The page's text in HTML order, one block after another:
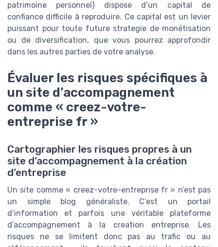
patrimoine personnel) dispose d’un capital de
confiance difficile à reproduire. Ce capital est un levier
puissant pour toute future strategie de monétisation
ou de diversification, que vous pourrez approfondir
dans les autres parties de votre analyse.
Évaluer les risques spécifiques à
un site d’accompagnement
comme « creez-votre-
entreprise fr »
Cartographier les risques propres à un
site d’accompagnement à la création
d’entreprise
Un site comme « creez-votre-entreprise fr » n’est pas
un simple blog généraliste. C’est un portail
d’information et parfois une véritable plateforme
d’accompagnement à la creation entreprise. Les
risques ne se limitent donc pas au trafic ou au